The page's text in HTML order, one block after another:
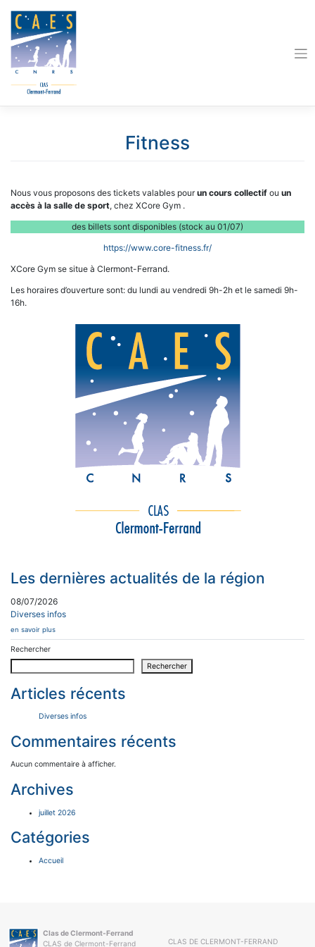
content
Fitness
Nous vous proposons des tickets valables pourun cours collectif ou un
accès à la salle de sport, chez XCore Gym .
des billets sont disponibles (stock au 01/07)
https://www.core-fitness.fr/
XCore Gym se situe à Clermont-Ferrand.
Les horaires d’ouverture sont: du lundi au vendredi 9h-2h et le samedi 9h-
16h.
Les dernières actualités de la région
08/07/2026
Diverses infos
en savoir plus
Rechercher
Rechercher
Articles récents
Diverses infos
Commentaires récents
Aucun commentaire à afficher.
Archives
juillet 2026
Catégories
Accueil
Clas de Clermont-Ferrand
CLAS de Clermont-Ferrand
CLAS DE CLERMONT-FERRAND